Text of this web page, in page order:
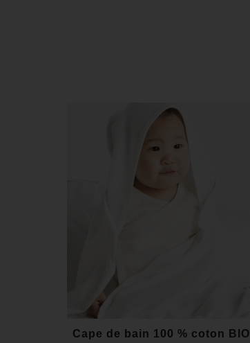
Cape de bain 100 % coton BIO